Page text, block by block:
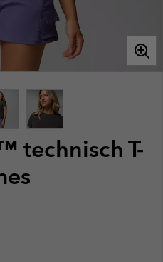
technisch T-